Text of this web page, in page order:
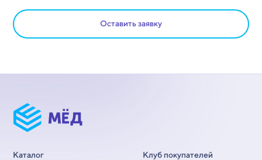
Оставить заявку
Каталог Клуб покупателей